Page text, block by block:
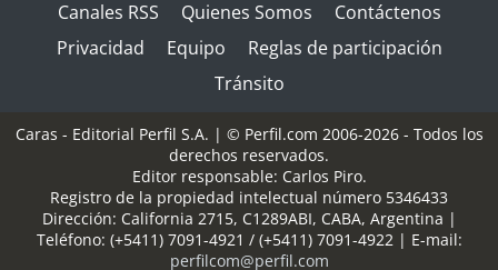
Canales RSS Quienes Somos
Contáctenos
Privacidad
Equipo
Reglas de participación
Tránsito
Caras - Editorial Perfil S.A. | © Perfil.com 2006-2026 - Todos los
derechos reservados.
Editor responsable: Carlos Piro.
Registro de la propiedad intelectual número 5346433
Dirección: California 2715, C1289ABI, CABA, Argentina |
Teléfono: (+5411) 7091-4921 / (+5411) 7091-4922| E-mail:
perfilcom@perfil.com